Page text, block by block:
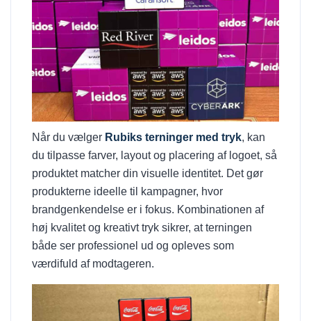
Når du vælger Rubiks terninger med tryk, kan
du tilpasse farver, layout og placering af logoet, så
produktet matcher din visuelle identitet. Det gør
produkterne ideelle til kampagner, hvor
brandgenkendelse er i fokus. Kombinationen af
høj kvalitet og kreativt tryk sikrer, at terningen
både ser professionel ud og opleves som
værdifuld af modtageren.